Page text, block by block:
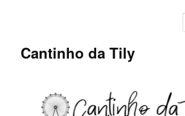
Cantinho da Tily